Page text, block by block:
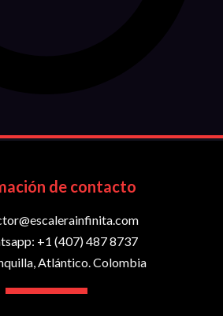
de contacto
+1 (407) 487 8737
Atlántico. Colombia